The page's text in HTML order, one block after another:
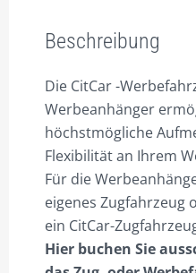
B250
H250cm,
T125cm
Menge
Beschreibung
Die CitCar -
Werbeanhänger
höchstmögliche
Flexibilität an Ihrem
Für die
eigenes Zugfahrzeug
ein CitCar-
Hier buchen Sie